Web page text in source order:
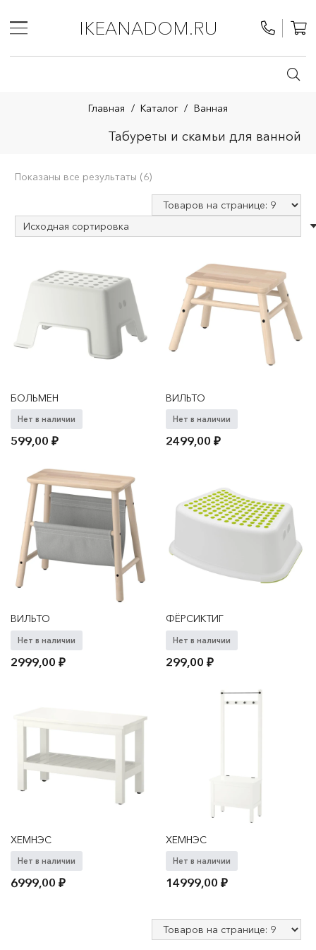
IKEANADOM.RU
Главная / Каталог / Ванная
Табуреты и скамьи для ванной
Показаны все результаты (6)
БОЛЬМЕН
Нет в наличии
599,00₽
ВИЛЬТО
Нет в наличии
2499,00₽
ВИЛЬТО
Нет в наличии
2999,00₽
ФЁРСИКТИГ
Нет в наличии
299,00₽
ХЕМНЭС
Нет в наличии
6999,00₽
ХЕМНЭС
Нет в наличии
14999,00₽